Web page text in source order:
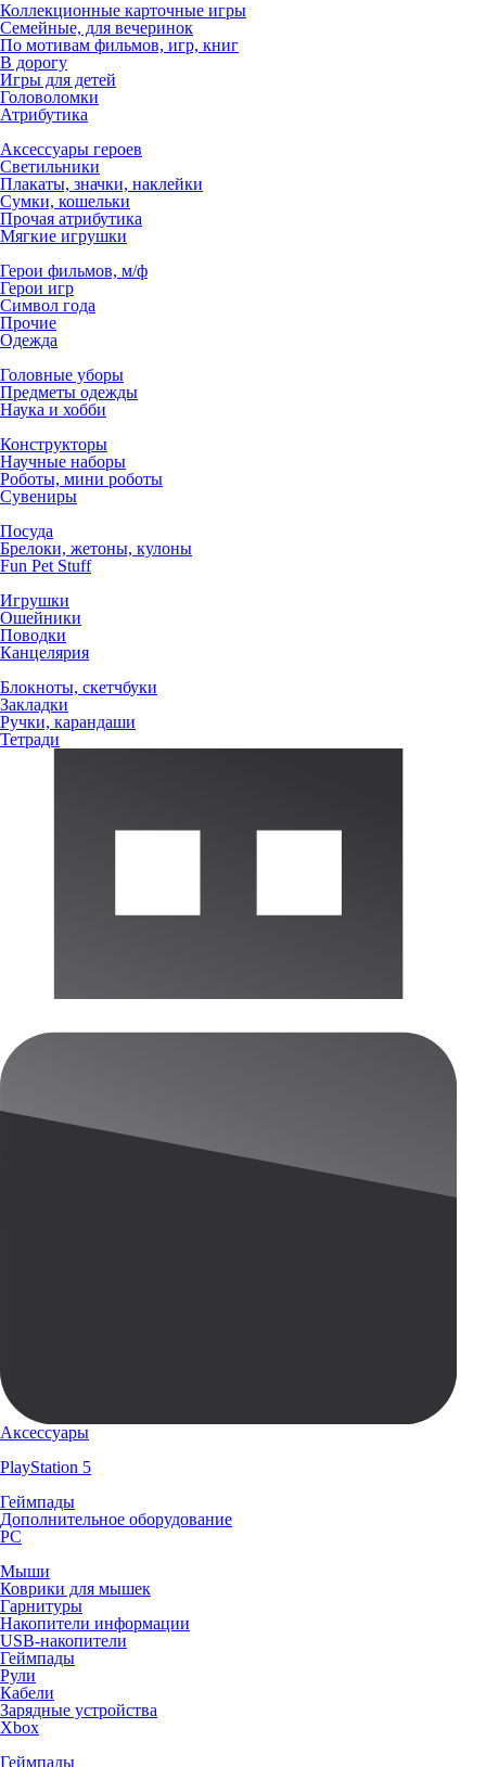
Коллекционные карточные игры
Семейные, для вечеринок
По мотивам фильмов, игр, книг
В дорогу
Игры для детей
Головоломки
Атрибутика
Аксессуары героев
Светильники
Плакаты, значки, наклейки
Сумки, кошельки
Прочая атрибутика
Мягкие игрушки
Герои фильмов, м/ф
Герои игр
Символ года
Прочие
Одежда
Головные уборы
Предметы одежды
Наука и хобби
Конструкторы
Научные наборы
Роботы, мини роботы
Сувениры
Посуда
Брелоки, жетоны, кулоны
Fun Pet Stuff
Игрушки
Ошейники
Поводки
Канцелярия
Блокноты, скетчбуки
Закладки
Ручки, карандаши
Тетради
Аксессуары
PlayStation 5
Геймпады
Дополнительное оборудование
PC
Мыши
Коврики для мышек
Гарнитуры
Накопители информации
USB-накопители
Геймпады
Рули
Кабели
Зарядные устройства
Xbox
Геймпады